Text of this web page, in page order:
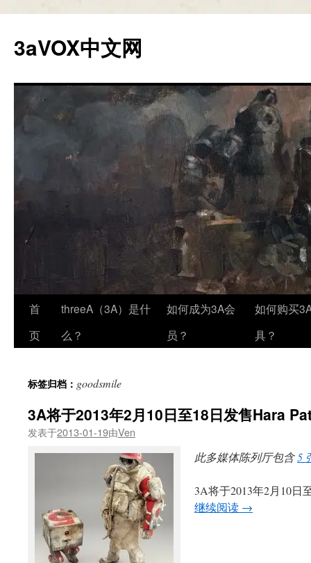
正
文
3aVOX中文网
首
页
threeA（3A）是什
么？
如何成为3A会
员？
如何购买
具？
标签归档： goodsmile
3A将于2013年2月10日至18日发售Hara
发表于2013-01-19由Ven
此多媒体陈列厅包含5
3A将于2013年2月10日
继续阅读 →